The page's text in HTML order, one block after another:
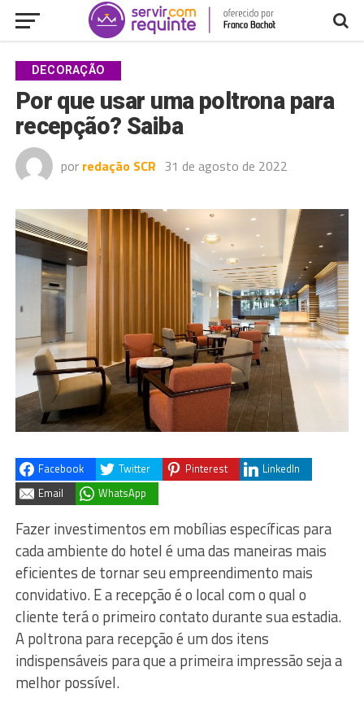
DECORAÇÃO
Por que usar uma poltrona para
recepção? Saiba
por redação SCR 31 de agosto de 2022
Facebook Twitter Pinterest
LinkedIn
Email
WhatsApp
Fazer investimentos em mobílias específicas para
cada ambiente do hotel é uma das maneiras mais
eficientes de tornar seu empreendimento mais
convidativo. E a recepção é o local com o qual o
cliente terá o primeiro contato durante sua estadia.
A poltrona para recepção é um dos itens
indispensáveis para que a primeira impressão seja a
melhor possível.